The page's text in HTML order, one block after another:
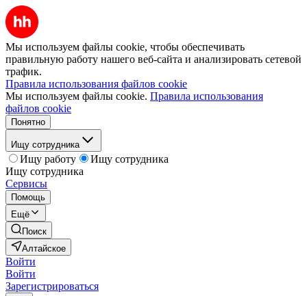
Мы используем файлы cookie, чтобы обеспечивать
правильную работу нашего веб-сайта и анализировать сетевой
трафик.
Правила использования файлов cookie
Мы используем файлы cookie. Правила использования
файлов cookie
Понятно
Ищу сотрудника
Ищу работу
Ищу сотрудника
Ищу сотрудника
Сервисы
Помощь
Ещё
Поиск
Алтайское
Войти
Войти
Зарегистрироваться